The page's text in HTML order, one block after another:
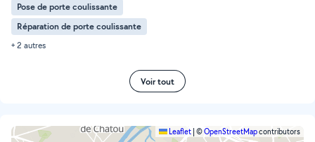
Pose de porte coulissante
Réparation de porte coulissante
+ 2 autres
Voir tout
Leaflet ©OpenStreetMapcontributors